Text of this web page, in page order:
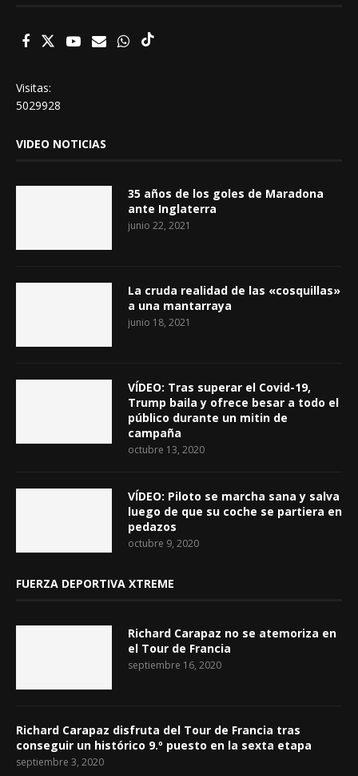
Visitas:
5029928
VIDEO NOTICIAS
35 años de los goles de Maradona
ante Inglaterra
junio 22, 2021
La cruda realidad de las «cosquillas»
a una mantarraya
junio 18, 2021
VÍDEO: Tras superar el Covid-19,
Trump baila y ofrece besar a todo el
público durante un mitin de
campaña
octubre 13, 2020
VÍDEO: Piloto se marcha sana y salva
luego de que su coche se partiera en
pedazos
octubre 9, 2020
FUERZA DEPORTIVA XTREME
Richard Carapaz no se atemoriza en
el Tour de Francia
septiembre 16, 2020
Richard Carapaz disfruta del Tour de Francia tras
conseguir un histórico 9.º puesto en la sexta etapa
septiembre 3, 2020